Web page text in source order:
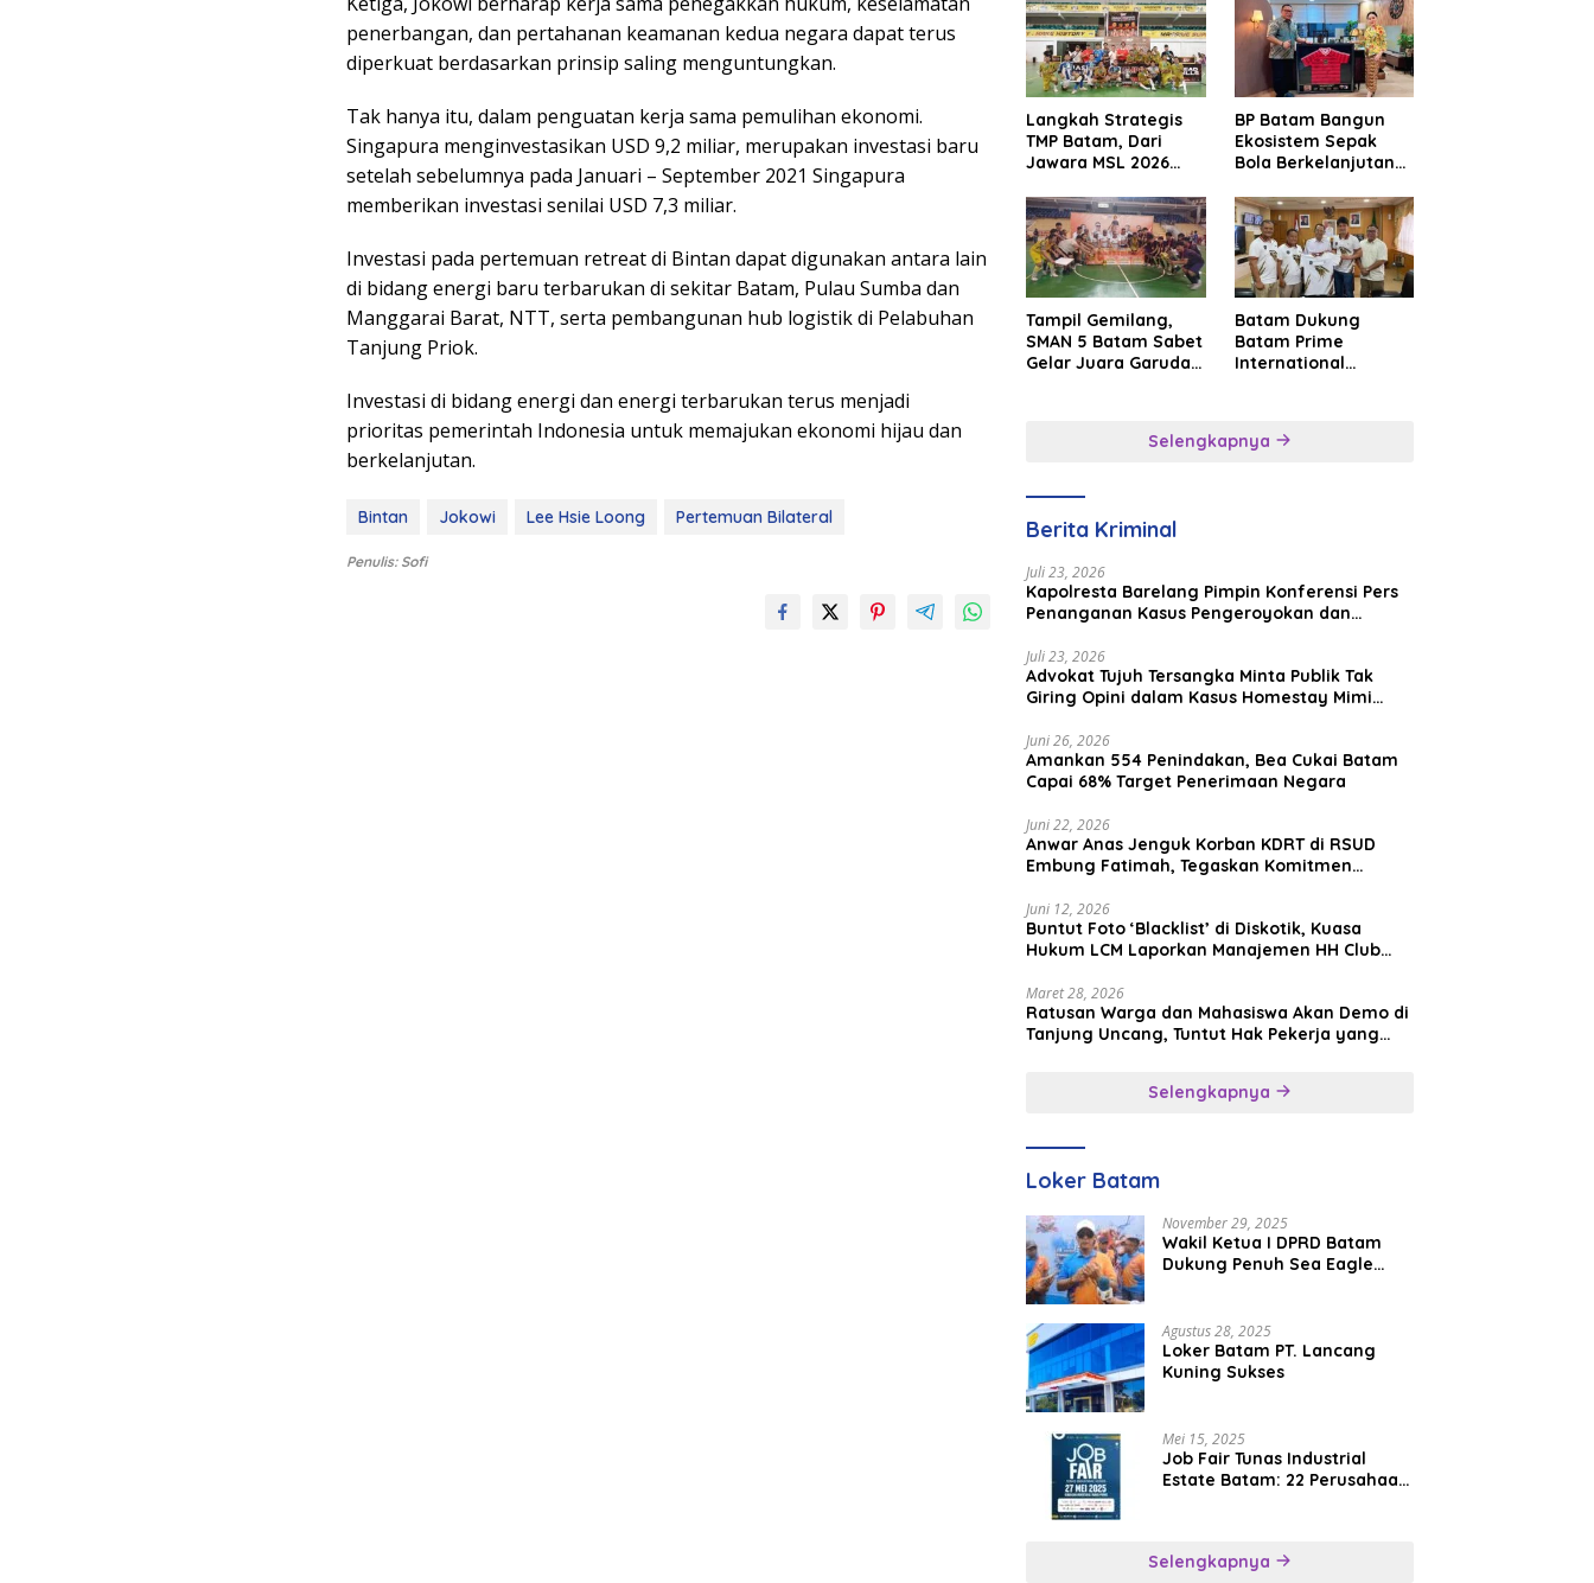
penerbangan, dan pertahanan keamanan kedua negara dapat terus
diperkuat berdasarkan prinsip saling menguntungkan.
Tak hanya itu, dalam penguatan kerja sama pemulihan ekonomi.
Singapura menginvestasikan USD 9,2 miliar, merupakan investasi baru
setelah sebelumnya pada Januari – September 2021 Singapura
memberikan investasi senilai USD 7,3 miliar.
Investasi pada pertemuan retreat di Bintan dapat digunakan antara lain
di bidang energi baru terbarukan di sekitar Batam, Pulau Sumba dan
Manggarai Barat, NTT, serta pembangunan hub logistik di Pelabuhan
Tanjung Priok.
Investasi di bidang energi dan energi terbarukan terus menjadi
prioritas pemerintah Indonesia untuk memajukan ekonomi hijau dan
berkelanjutan.
Bintan Jokowi Lee Hsie Loong Pertemuan Bilateral
Penulis: Sofi
Langkah Strategis
TMP Batam, Dari
Jawara MSL 2026
Internasional
BP Batam Bangun
Ekosistem Sepak
Bola Berkelanjutan
Premier FC
Tampil Gemilang,
SMAN 5 Batam Sabet
Gelar Juara Garuda
Batam Dukung
Batam Prime
International
Tourism dan
Selengkapnya
Berita Kriminal
Juli 23, 2026
Kapolresta Barelang Pimpin Konferensi Pers
Penanganan Kasus Pengeroyokan dan
Juli 23, 2026
Advokat Tujuh Tersangka Minta Publik Tak
Giring Opini dalam Kasus Homestay Mimi
Juni 26, 2026
Amankan 554 Penindakan, Bea Cukai Batam
Capai 68% Target Penerimaan Negara
Juni 22, 2026
Anwar Anas Jenguk Korban KDRT di RSUD
Embung Fatimah, Tegaskan Komitmen
Juni 12, 2026
Buntut Foto ‘Blacklist’ di Diskotik, Kuasa
Hukum LCM Laporkan Manajemen HH Club
Maret 28, 2026
Ratusan Warga dan Mahasiswa Akan Demo di
Tanjung Uncang, Tuntut Hak Pekerja yang
Selengkapnya
Loker Batam
November 29, 2025
Wakil Ketua I DPRD Batam
Dukung Penuh Sea Eagle
Agustus 28, 2025
Loker Batam PT. Lancang
Kuning Sukses
Mei 15, 2025
Job Fair Tunas Industrial
Estate Batam: 22 Perusahaan
Selengkapnya